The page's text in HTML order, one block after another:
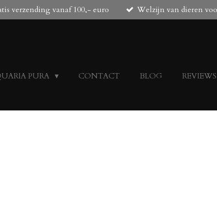
verzending vanaf 100,- euro Welzijn van dieren
PURA CONTACT BLOG REVIEWS